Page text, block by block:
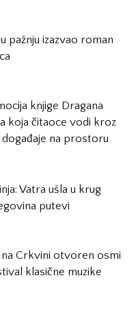
pažnju izazvao roman
knjige Dragana
koja čitaoce vodi kroz
na prostoru
Vatra ušla u krug
putevi
Crkvini otvoren osmi
klasične muzike